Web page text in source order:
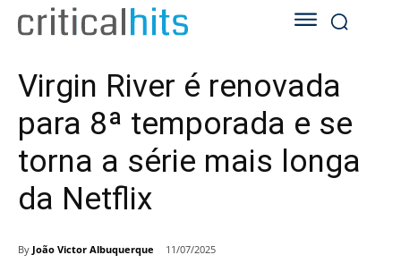
Virgin River é renovada
para 8ª temporada e se
torna a série mais longa
da Netflix
By João Victor Albuquerque 11/07/2025